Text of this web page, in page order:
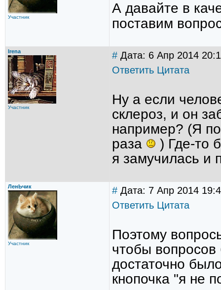
Участник
А давайте в
поставим
Irena
Участник
# Дата: 6 Апр 2014
Ответить Цитата
Ну а если
склероз, и он
например? (Я
раза
) Где-то
я замучилась и
ЛенЬчик
Участник
# Дата: 7 Апр 2014
Ответить Цитата
Поэтому
чтобы вопросов
достаточно
кнопочка "я не